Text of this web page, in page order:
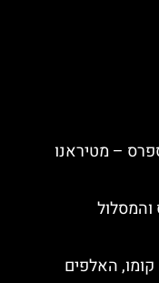
– מטיראנו
קומו, האלפים